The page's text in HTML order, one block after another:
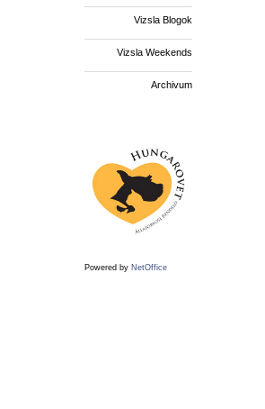
Vizsla Blogok
Vizsla Weekends
Archivum
Powered by NetOffice